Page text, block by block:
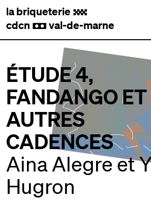
la briqueterie .
cdcn , val-de-marne
ÉTUDE 4,
FANDANGO ET
AUTRES
CADENCES
Aina Alegre et
Hugron